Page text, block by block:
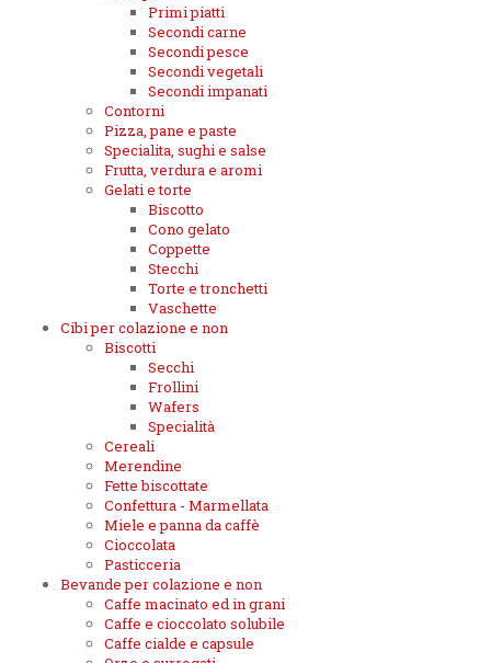
Primi piatti
Secondi carne
Secondi pesce
Secondi vegetali
Secondi impanati
Contorni
Pizza, pane e paste
Specialita, sughi e salse
Frutta, verdura e aromi
Gelati e torte
Biscotto
Cono gelato
Coppette
Stecchi
Torte e tronchetti
Vaschette
Cibi per colazione e non
Biscotti
Secchi
Frollini
Wafers
Specialità
Cereali
Merendine
Fette biscottate
Confettura - Marmellata
Miele e panna da caffè
Cioccolata
Pasticceria
Bevande per colazione e non
Caffe macinato ed in grani
Caffe e cioccolato solubile
Caffe cialde e capsule